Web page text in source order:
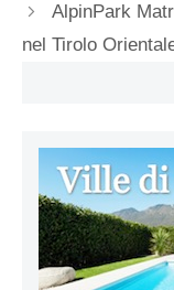
AlpinPark
nel Tirolo